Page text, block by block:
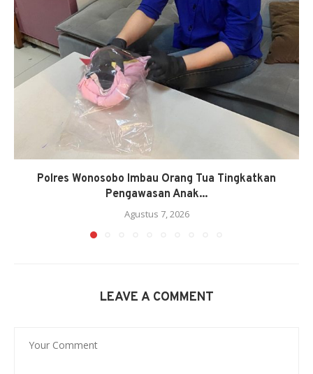
Polres Wonosobo Imbau Orang Tua Tingkatkan
Pengawasan Anak...
Agustus 7, 2026
LEAVE A COMMENT